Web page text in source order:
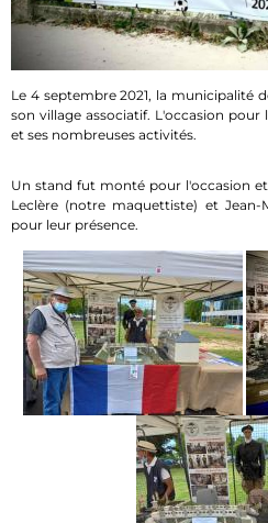
Le 4 septembre 2021, la municipalité
son village associatif. L'occasion pour
et ses nombreuses activités.
Un stand fut monté pour l'occasion
Leclère (notre maquettiste) et
pour leur présence.